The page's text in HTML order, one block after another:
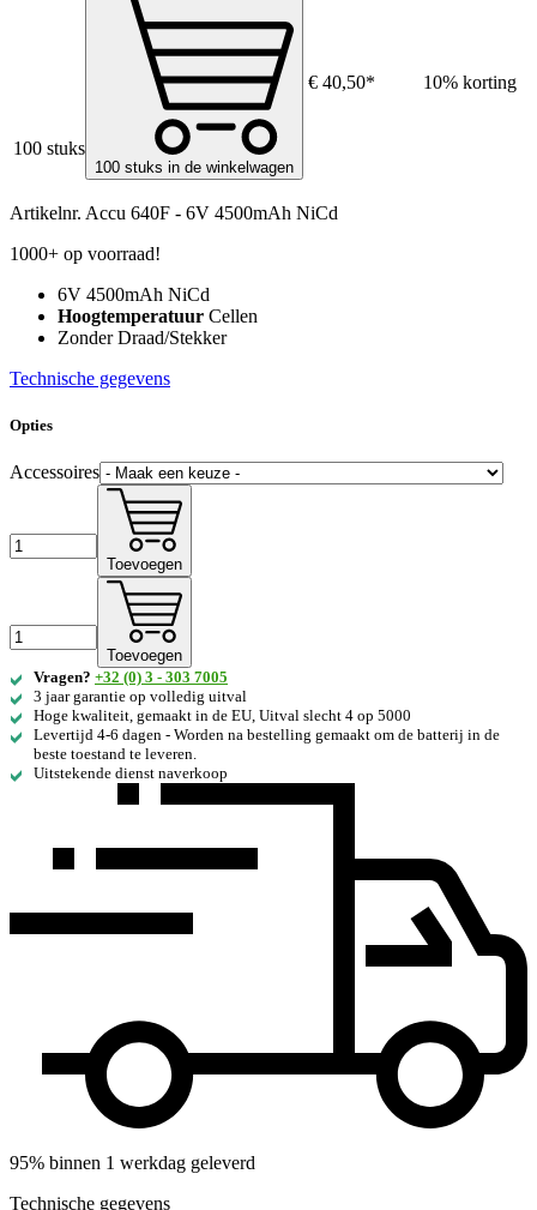
100 stuks
100 stuks in de winkelwagen
€ 40,50* 10% korting
Artikelnr. Accu 640F - 6V 4500mAh NiCd
1000+ op voorraad!
6V 4500mAh NiCd
Hoogtemperatuur Cellen
Zonder Draad/Stekker
Technische gegevens
Opties
Accessoires
Toevoegen
Toevoegen
Vragen? +32 (0) 3 - 303 7005
3 jaar garantie op volledig uitval
Hoge kwaliteit, gemaakt in de EU, Uitval slecht 4 op 5000
Levertijd 4-6 dagen - Worden na bestelling gemaakt om de batterij in de
beste toestand te leveren.
Uitstekende dienst naverkoop
95% binnen 1 werkdag geleverd
Technische gegevens